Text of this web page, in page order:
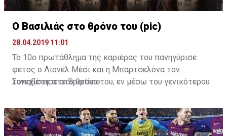
Ο Βασιλιάς στο θρόνο του (pic)
28.04.2019 11:01
Το 10ο πρωτάθλημα της καριέρας του πανηγύρισε
φέτος ο Λιονέλ Μέσι και η Μπαρτσελόνα τον
τοποθέτησε στο θρόνο του, εν μέσω του γενικότερου
Συνεχίστε στοSportime